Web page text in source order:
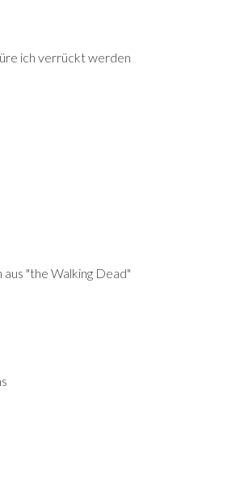
ich verrückt werden
"the Walking Dead"